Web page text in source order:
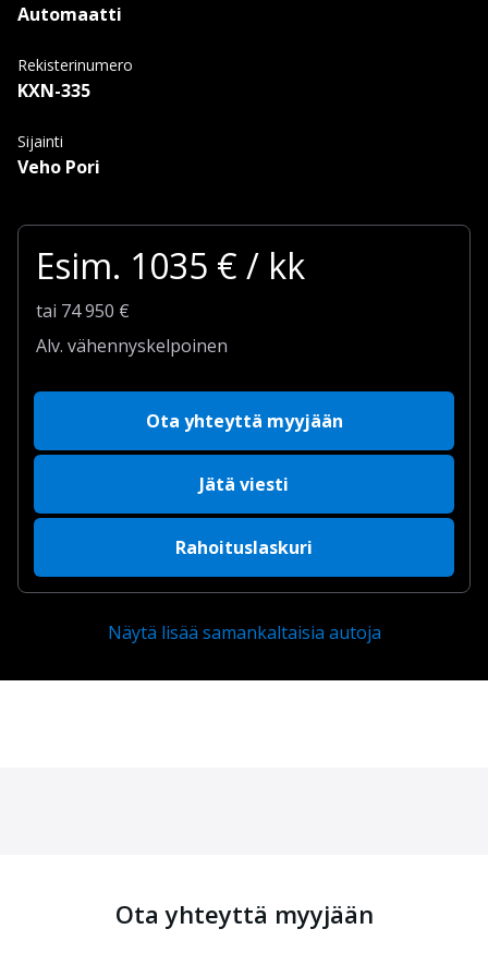
Automaatti
Rekisterinumero
KXN-335
Sijainti
Veho Pori
Esim. 1035 € / kk
tai 74 950 €
Alv. vähennyskelpoinen
Ota yhteyttä myyjään
Jätä viesti
Rahoituslaskuri
Näytä lisää samankaltaisia autoja
Ota yhteyttä myyjään